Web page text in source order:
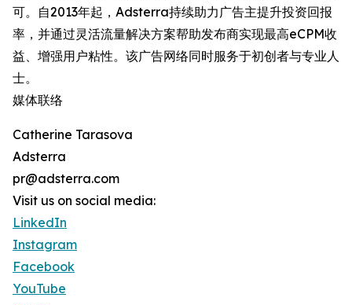
可。自2013年起，Adsterra持续助力广告主提升投资回报
率，并通过灵活流量解决方案帮助发布商实现最高eCPM收
益、增强用户粘性。该广告网络同时服务于初创者与专业人
士。
媒体联络
Catherine Tarasova
Adsterra
pr@adsterra.com
Visit us on social media:
LinkedIn
Instagram
Facebook
YouTube